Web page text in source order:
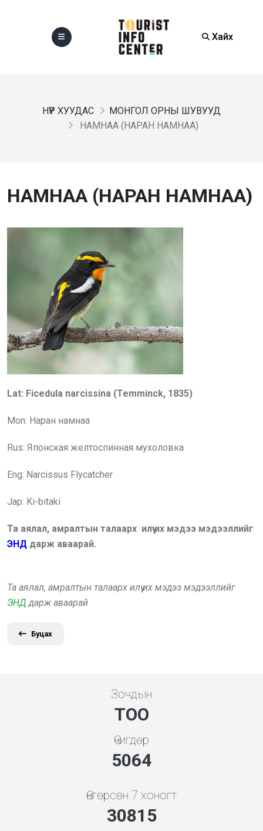
Хайх
НҮҮР ХУУДАС
МОНГОЛ ОРНЫ ШУВУУД
НАМНАА (НАРАН НАМНАА)
НАМНАА (НАРАН НАМНАА)
Lat: Ficedula narcissina (Temminck, 1835)
Mon: Наран намнаа
Rus: Японская желтоспинная мухоловка
Eng: Narcissus Flycatcher
Jap: Ki-bitaki
Та аялал, амралтын талаарх илүү их мэдээ мэдээллийг
ЭНД дарж аваарай.
Та аялал, амралтын талаарх илүү их мэдээ мэдээллийг
ЭНД дарж аваарай
Буцах
Зочдын
ТОО
Өчигдөр
5453
Өнгөрсөн 7 хоногт
33186